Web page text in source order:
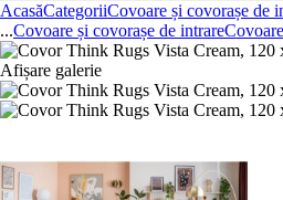
AcasăCategoriiCovoare și covorașe de
...Covoare și covorașe de intrareCovoare
Afișare galerie